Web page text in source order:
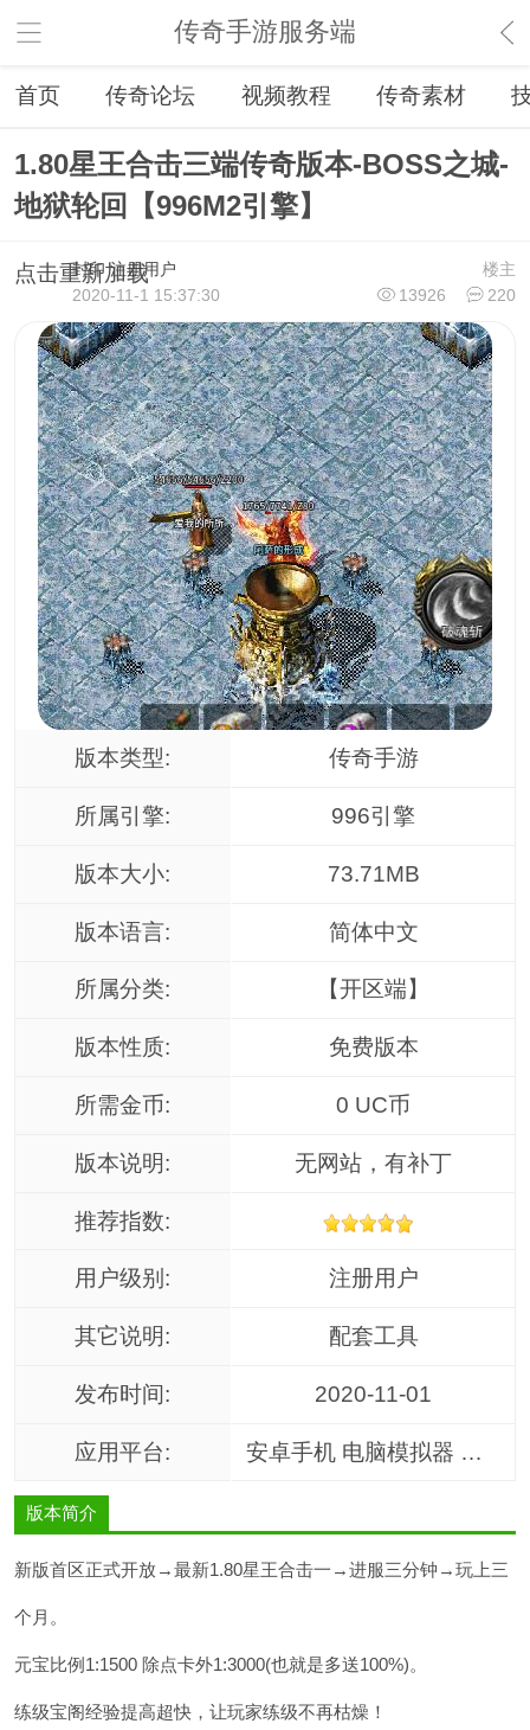
传奇手游服务端
首页 传奇论坛 视频教程 传奇素材
1.80星王合击三端传奇版本-BOSS之城-
地狱轮回【996M2引擎】
点击重新加载 楼主
封印 注册用户
13926
220
2020-11-1 15:37:30
版本类型: 传奇手游
所属引擎: 996引擎
版本大小: 73.71MB
版本语言: 简体中文
所属分类: 【开区端】
版本性质: 免费版本
所需金币: 0 UC币
版本说明: 无网站，有补丁
推荐指数:
用户级别: 注册用户
其它说明: 配套工具
发布时间: 2020-11-01
应用平台: 安卓手机 电脑模拟器 智能手机通用 无限制，各类操作系统均可使用
版本简介
新版首区正式开放→最新1.80星王合击一→进服三分钟→玩上三
个月。
元宝比例1:1500 除点卡外1:3000(也就是多送100%)。
练级宝阁经验提高超快，让玩家练级不再枯燥！